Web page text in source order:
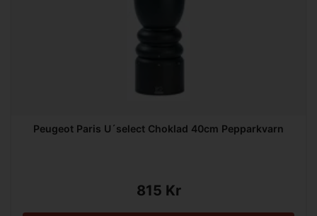
Peugeot Paris U´select Choklad 40cm Pepparkvarn
815 Kr